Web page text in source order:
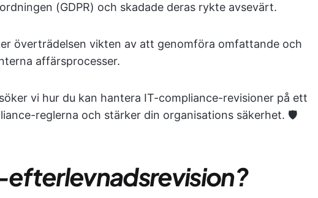
(GDPR) och skadade deras rykte avsevärt.
överträdelsen vikten av att genomföra omfattande och
affärsprocesser.
vi hur du kan hantera IT-compliance-revisioner på ett
reglerna och stärker din organisations säkerhet. 🛡️
efterlevnadsrevision?